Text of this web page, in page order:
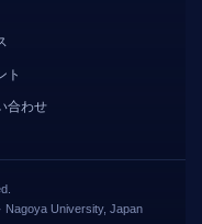
ト
合わせ
Nagoya University, Japan